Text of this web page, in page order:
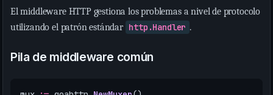
El middleware HTTP gestiona los problemas a nivel de protocolo
utilizando el patrón estándar http.Handler .
Pila de middleware común